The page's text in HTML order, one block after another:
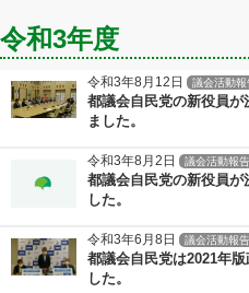
令和3年度
令和3年8月12日 議会活動報
都議会自民党の新役員
ました。
令和3年8月2日 議会活動報告
都議会自民党の新役員が
した。
令和3年6月8日 議会活動報告
都議会自民党は2021年
した。